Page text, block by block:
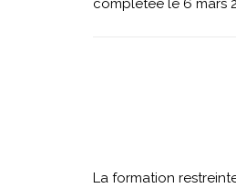
complétée le 6 mars
La formation